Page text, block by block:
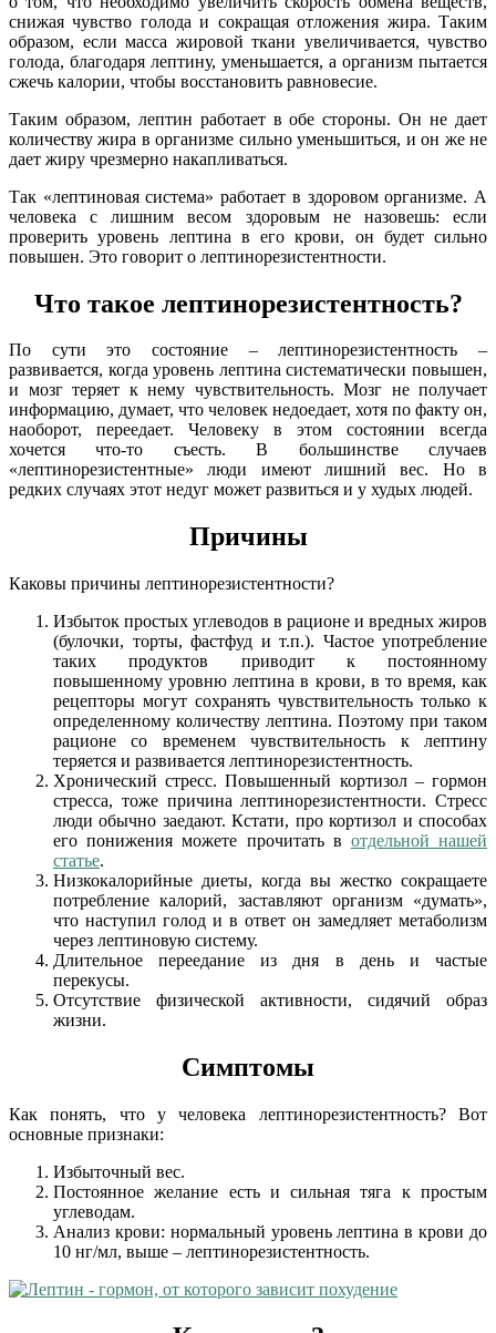
снижая чувство голода и сокращая отложения жира. Таким
образом, если масса жировой ткани увеличивается, чувство
голода, благодаря лептину, уменьшается, а организм пытается
сжечь калории, чтобы восстановить равновесие.
Таким образом, лептин работает в обе стороны. Он не дает
количеству жира в организме сильно уменьшиться, и он же не
дает жиру чрезмерно накапливаться.
Так «лептиновая система» работает в здоровом организме. А
человека с лишним весом здоровым не назовешь: если
проверить уровень лептина в его крови, он будет сильно
повышен. Это говорит о лептинорезистентности.
Что такое лептинорезистентность?
По сути это состояние – лептинорезистентность –
развивается, когда уровень лептина систематически повышен,
и мозг теряет к нему чувствительность. Мозг не получает
информацию, думает, что человек недоедает, хотя по факту он,
наоборот, переедает. Человеку в этом состоянии всегда
хочется что-то съесть. В большинстве случаев
«лептинорезистентные» люди имеют лишний вес. Но в
редких случаях этот недуг может развиться и у худых людей.
Причины
Каковы причины лептинорезистентности?
Избыток простых углеводов в рационе и вредных жиров
(булочки, торты, фастфуд и т.п.). Частое употребление
таких продуктов приводит к постоянному
повышенному уровню лептина в крови, в то время, как
рецепторы могут сохранять чувствительность только к
определенному количеству лептина. Поэтому при таком
рационе со временем чувствительность к лептину
теряется и развивается лептинорезистентность.
Хронический стресс. Повышенный кортизол – гормон
стресса, тоже причина лептинорезистентности. Стресс
люди обычно заедают. Кстати, про кортизол и способах
его понижения можете прочитать в отдельной нашей
статье.
Низкокалорийные диеты, когда вы жестко сокращаете
потребление калорий, заставляют организм «думать»,
что наступил голод и в ответ он замедляет метаболизм
через лептиновую систему.
Длительное переедание из дня в день и частые
перекусы.
Отсутствие физической активности, сидячий образ
жизни.
Симптомы
Как понять, что у человека лептинорезистентность? Вот
основные признаки:
Избыточный вес.
Постоянное желание есть и сильная тяга к простым
углеводам.
Анализ крови: нормальный уровень лептина в крови до
10 нг/мл, выше – лептинорезистентность.